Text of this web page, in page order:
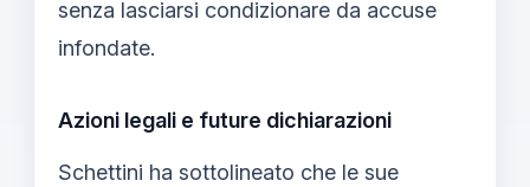
senza lasciarsi condizionare da accuse
infondate.
Azioni legali e future dichiarazioni
Schettini ha sottolineato che le sue